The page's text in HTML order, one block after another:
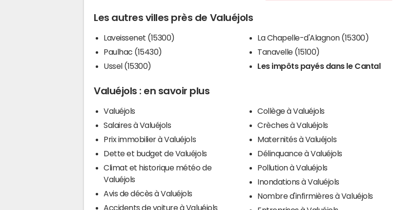
Les autres villes près de Valuéjols
Laveissenet (15300)
Paulhac (15430)
Ussel (15300)
La Chapelle-d'Alagnon (15300)
Tanavelle (15100)
Les impôts payés dans le Cantal
Valuéjols : en savoir plus
Valuéjols
Salaires à Valuéjols
Prix immobilier à Valuéjols
Dette et budget de Valuéjols
Climat et historique météo de
Valuéjols
Avis de décès à Valuéjols
Accidents de voiture à Valuéjols
Collège à Valuéjols
Crèches à Valuéjols
Maternités à Valuéjols
Délinquance à Valuéjols
Pollution à Valuéjols
Inondations à Valuéjols
Nombre d'infirmières à Valuéjols